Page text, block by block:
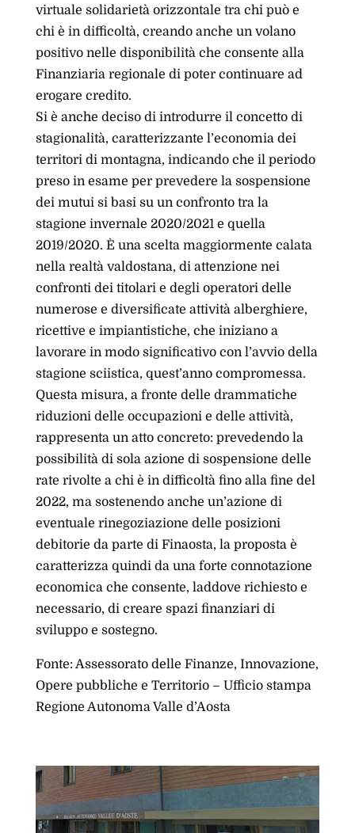
virtuale solidarietà orizzontale tra chi può e
chi è in difficoltà, creando anche un volano
positivo nelle disponibilità che consente alla
Finanziaria regionale di poter continuare ad
erogare credito.
Si è anche deciso di introdurre il concetto di
stagionalità, caratterizzante l’economia dei
territori di montagna, indicando che il periodo
preso in esame per prevedere la sospensione
dei mutui si basi su un confronto tra la
stagione invernale 2020/2021 e quella
2019/2020. È una scelta maggiormente calata
nella realtà valdostana, di attenzione nei
confronti dei titolari e degli operatori delle
numerose e diversificate attività alberghiere,
ricettive e impiantistiche, che iniziano a
lavorare in modo significativo con l’avvio della
stagione sciistica, quest’anno compromessa.
Questa misura, a fronte delle drammatiche
riduzioni delle occupazioni e delle attività,
rappresenta un atto concreto: prevedendo la
possibilità di sola azione di sospensione delle
rate rivolte a chi è in difficoltà fino alla fine del
2022, ma sostenendo anche un’azione di
eventuale rinegoziazione delle posizioni
debitorie da parte di Finaosta, la proposta è
caratterizza quindi da una forte connotazione
economica che consente, laddove richiesto e
necessario, di creare spazi finanziari di
sviluppo e sostegno.
Fonte: Assessorato delle Finanze, Innovazione,
Opere pubbliche e Territorio – Ufficio stampa
Regione Autonoma Valle d’Aosta